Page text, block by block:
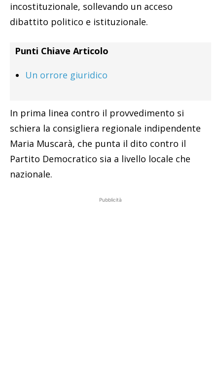
incostituzionale, sollevando un acceso
dibattito politico e istituzionale.
Punti Chiave Articolo
Un orrore giuridico
In prima linea contro il provvedimento si
schiera la consigliera regionale indipendente
Maria Muscarà, che punta il dito contro il
Partito Democratico sia a livello locale che
nazionale.
Pubblicità